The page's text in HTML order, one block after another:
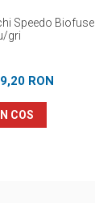
Speedo Biofuse
gri
RON
COS